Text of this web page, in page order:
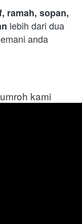
ramah, sopan,
lebih dari dua
anda
kami